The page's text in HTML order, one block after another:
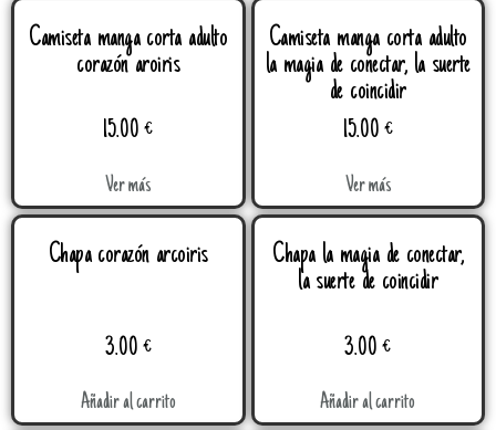
Camiseta manga corta adulto
corazón aroiris
15.00€
Ver más
Camiseta manga corta adulto
la magia de conectar, la suerte
de coincidir
15.00 €
Ver más
Chapa corazón arcoiris
3.00 €
Añadir al carrito
Chapa la magia de conectar,
la suerte de coincidir
3.00€
Añadir al carrito